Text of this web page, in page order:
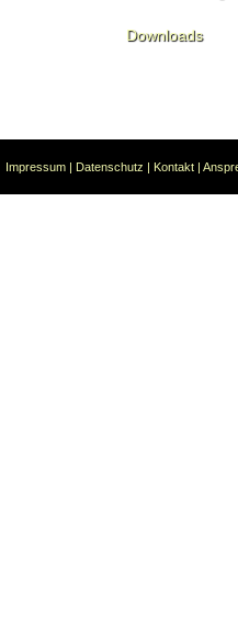
Downloads
Impressum | Datenschutz | Kontakt |